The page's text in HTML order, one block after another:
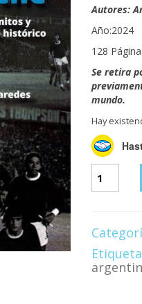
Autores:
Año:2024
128
Se retira
mundo.
Hay
noche
cantidad